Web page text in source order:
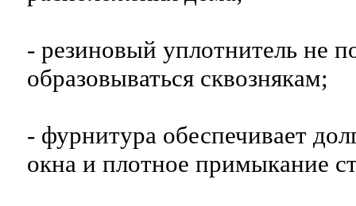
- резиновый уплотнитель не
образовываться сквознякам;
- фурнитура обеспечивает
окна и плотное примыкание